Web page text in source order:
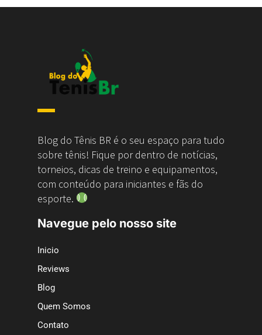
Blog do Tênis BR é o seu espaço para tudo
sobre tênis! Fique por dentro de notícias,
torneios, dicas de treino e equipamentos,
com conteúdo para iniciantes e fãs do
esporte.
Navegue pelo nosso site
Inicio
Reviews
Blog
Quem Somos
Contato